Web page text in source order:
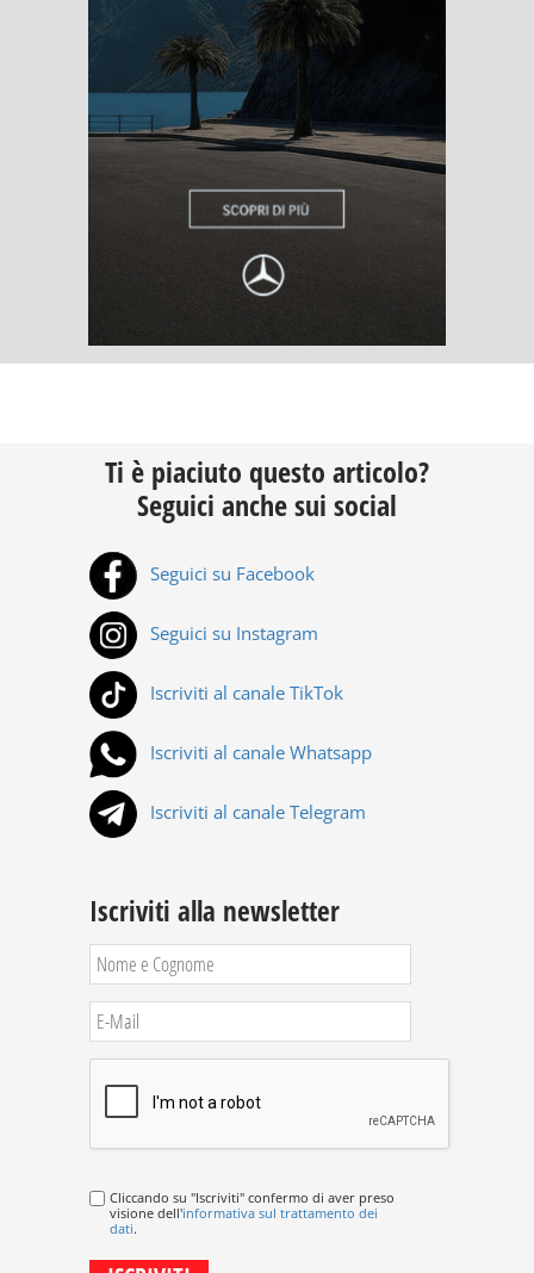
Ti è piaciuto questo articolo?
Seguici anche sui social
Seguici su Facebook
Seguici su Instagram
Iscriviti al canale TikTok
Iscriviti al canale Whatsapp
Iscriviti al canale Telegram
Iscriviti alla newsletter
Cliccando su "Iscriviti" confermo di aver preso
visione dell'informativa sul trattamento dei
dati.